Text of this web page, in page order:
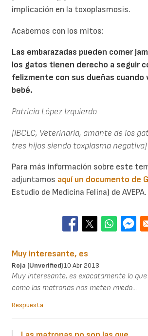
implicación en la toxoplasmosis.
Acabemos con los mitos:
Las embarazadas pueden comer
los gatos tienen derecho a seguir
felizmente con sus dueñas cuando
bebé.
Patricia López Izquierdo
(IBCLC, Veterinaria, amante de los
tres hijos siendo toxplasma negativa)
Para más información sobre este
adjuntamos aquí un documento de
Estudio de Medicina Felina) de AVEPA.
Muy interesante, es
Roja (unverified)10 Abr 2013
Muy interesante, es exacatamente lo
como las matronas nos meten miedo...
Respuesta